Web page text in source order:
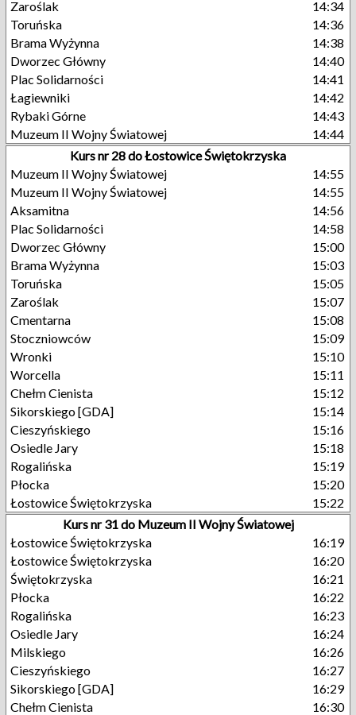
Zaroślak
14:34
Toruńska
14:36
Brama Wyżynna
14:38
Dworzec Główny
14:40
Plac Solidarności
14:41
Łagiewniki
14:42
Rybaki Górne
14:43
Muzeum II Wojny Światowej
14:44
Kurs nr 28 do Łostowice Świętokrzyska
Muzeum II Wojny Światowej
14:55
Muzeum II Wojny Światowej
14:55
Aksamitna
14:56
Plac Solidarności
14:58
Dworzec Główny
15:00
Brama Wyżynna
15:03
Toruńska
15:05
Zaroślak
15:07
Cmentarna
15:08
Stoczniowców
15:09
Wronki
15:10
Worcella
15:11
Chełm Cienista
15:12
Sikorskiego [GDA]
15:14
Cieszyńskiego
15:16
Osiedle Jary
15:18
Rogalińska
15:19
Płocka
15:20
Łostowice Świętokrzyska
15:22
Kurs nr 31 do Muzeum II Wojny Światowej
Łostowice Świętokrzyska
16:19
Łostowice Świętokrzyska
16:20
Świętokrzyska
16:21
Płocka
16:22
Rogalińska
16:23
Osiedle Jary
16:24
Milskiego
16:26
Cieszyńskiego
16:27
Sikorskiego [GDA]
16:29
Chełm Cienista
16:30